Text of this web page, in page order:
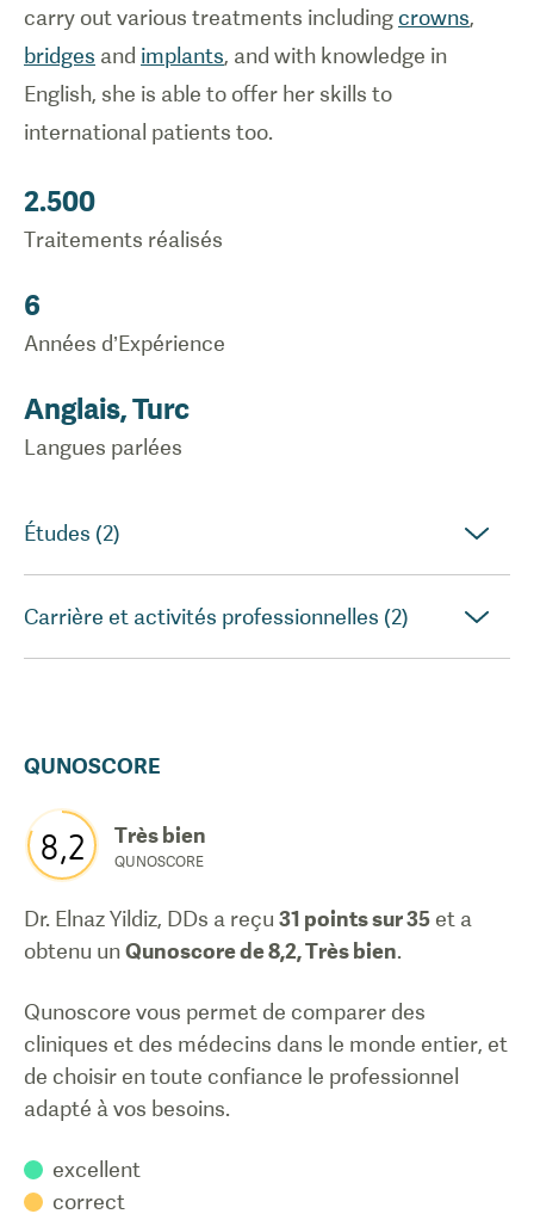
carry out various treatments includingcrowns,
bridges and implants, and with knowledge in
English, she is able to offer her skills to
international patients too.
2.500
Traitements réalisés
6
Années d’Expérience
Anglais, Turc
Langues parlées
Études (2)
Carrière et activités professionnelles (2)
QUNOSCORE
8,2 Très bien
QUNOSCORE
Dr. Elnaz Yildiz, DDs a reçu 31 points sur 35 et a
obtenu unQunoscore de8,2,Très bien.
Qunoscore vous permet de comparer des
cliniques et des médecins dans le monde entier, et
de choisir en toute confiance le professionnel
adapté à vos besoins.
excellent
correct